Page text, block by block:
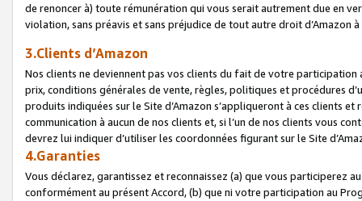
de renoncer à) toute rémunération qui vous serait autrement due en
violation, sans préavis et sans préjudice de tout autre droit
3.Clients d’Amazon
Nos clients ne deviennent pas vos clients du fait de votre
prix, conditions générales de vente, règles, politiques et procédures
produits indiquées sur le Site d’Amazon s’appliqueront à ces clients
communication à aucun de nos clients et, si l’un de nos clients vous
devrez lui indiquer d’utiliser les coordonnées figurant sur le Site
4.Garanties
Vous déclarez, garantissez et reconnaissez (a) que vous participerez
conformément au présent Accord, (b) que ni votre participation au